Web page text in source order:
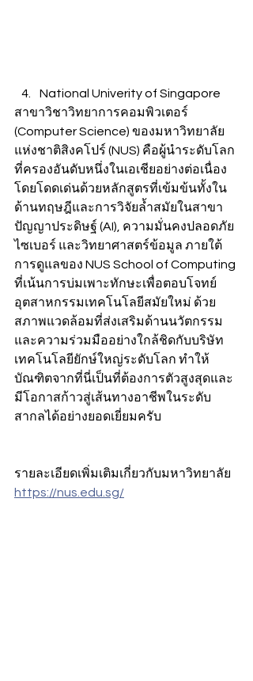
National Univerity of Singapore
สาขาวิชาวิทยาการคอมพิวเตอร์
(Computer Science) ของมหาวิทยาลัย
แห่งชาติสิงคโปร์ (NUS) คือผู้นำระดับโลก
ที่ครองอันดับหนึ่งในเอเชียอย่างต่อเนื่อง
โดยโดดเด่นด้วยหลักสูตรที่เข้มข้นทั้งใน
ด้านทฤษฎีและการวิจัยล้ำสมัยในสาขา
ปัญญาประดิษฐ์ (AI), ความมั่นคงปลอดภัย
ไซเบอร์ และวิทยาศาสตร์ข้อมูล ภายใต้
การดูแลของ NUS School of Computing
ที่เน้นการบ่มเพาะทักษะเพื่อตอบโจทย์
อุตสาหกรรมเทคโนโลยีสมัยใหม่ ด้วย
สภาพแวดล้อมที่ส่งเสริมด้านนวัตกรรม
และความร่วมมืออย่างใกล้ชิดกับบริษัท
เทคโนโลยียักษ์ใหญ่ระดับโลก ทำให้
บัณฑิตจากที่นี่เป็นที่ต้องการตัวสูงสุดและ
มีโอกาสก้าวสู่เส้นทางอาชีพในระดับ
สากลได้อย่างยอดเยี่ยมครับ
รายละเอียดเพิ่มเติมเกี่ยวกับมหาวิทยาลัย
https://nus.edu.sg/